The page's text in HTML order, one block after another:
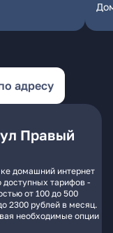
адресу
Правый
домашний интернет
доступных тарифов -
от 100 до 500
2300 рублей в месяц.
необходимые опции